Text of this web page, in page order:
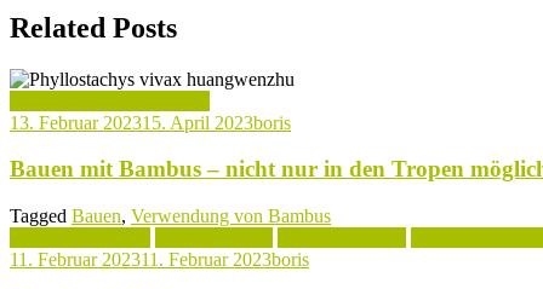
Related Posts
13. Februar 202315. April 2023boris
Bauen mit Bambus – nicht nur in den Tropen
Tagged Bauen, Verwendung von Bambus
11. Februar 202311. Februar 2023boris